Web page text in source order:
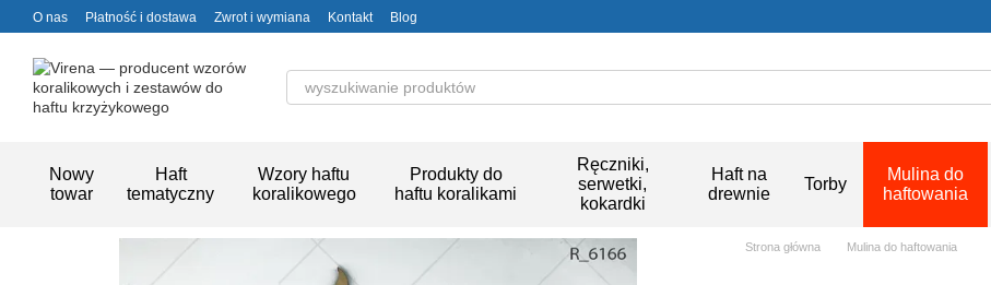
Przejdź do głównej treści
O nas Płatność i dostawa Zwrot i wymiana Kontakt Blog
Nowy
towar
Haft
tematyczny
Wzory haftu
koralikowego
Produkty do
haftu koralikami
Ręczniki,
serwetki,
kokardki
Haft na
drewnie
Torby
Mulina do
haftowania
Strona główna Mulina do haftowania